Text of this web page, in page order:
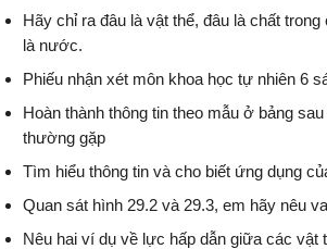
Hãy chỉ ra đâu là vật thể, đâu là chất
là nước.
Phiếu nhận xét môn khoa học tự nhiên 6
Hoàn thành thông tin theo mẫu ở bảng
thường gặp
Tìm hiểu thông tin và cho biết ứng dụng
Quan sát hình 29.2 và 29.3, em hãy nêu
Nêu hai ví dụ về lực hấp dẫn giữa các